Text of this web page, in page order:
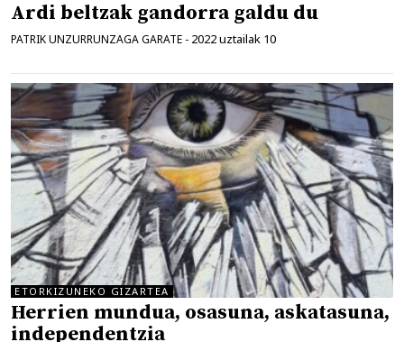
Ardi beltzak gandorra galdu du
PATRIK UNZURRUNZAGA GARATE - 2022 uztailak 10
ETORKIZUNEKO GIZARTEA
Herrien mundua, osasuna, askatasuna,
independentzia